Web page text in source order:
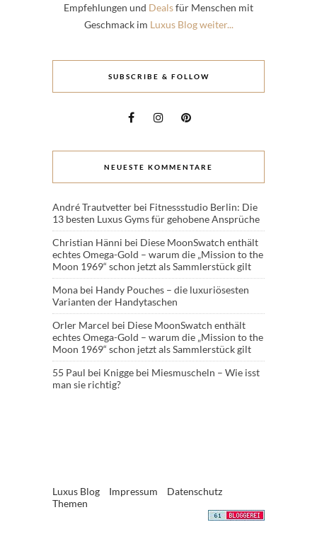
Empfehlungen und Dealsfür Menschen mit
Geschmack im Luxus Blog weiter...
SUBSCRIBE & FOLLOW
NEUESTE KOMMENTARE
André Trautvetter bei Fitnessstudio Berlin: Die
13 besten Luxus Gyms für gehobene Ansprüche
Christian Hänni bei Diese MoonSwatch enthält
echtes Omega-Gold – warum die „Mission to the
Moon 1969“ schon jetzt als Sammlerstück gilt
Mona bei Handy Pouches – die luxuriösesten
Varianten der Handytaschen
Orler Marcel bei Diese MoonSwatch enthält
echtes Omega-Gold – warum die „Mission to the
Moon 1969“ schon jetzt als Sammlerstück gilt
55 Paul bei Knigge bei Miesmuscheln – Wie isst
man sie richtig?
Luxus Blog Impressum
Datenschutz
Themen